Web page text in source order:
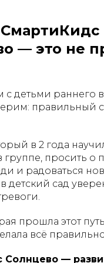
— это не
детьми раннего
правильный
в 2 года
группе, просить о
и радоваться
детский сад
прошла этот
всё
Солнцево —